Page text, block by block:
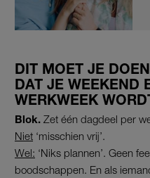
DIT MOET JE
DAT JE WEEKEND
WERKWEEK
Blok. Zet één dagdeel per
Niet ‘misschien vrij’.
Wel: ‘Niks plannen’. Geen
boodschappen. En als